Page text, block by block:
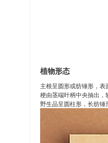
植物形态
主根呈圆形或纺锤形，
梗由茎端叶柄中央抽出
野生品呈圆柱形，长纺